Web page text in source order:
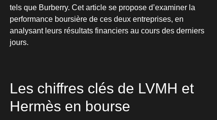
tels que Burberry. Cet article se propose d’examiner la
performance boursière de ces deux entreprises, en
analysant leurs résultats financiers au cours des derniers
jours.
Les chiffres clés de LVMH et
Hermès en bourse